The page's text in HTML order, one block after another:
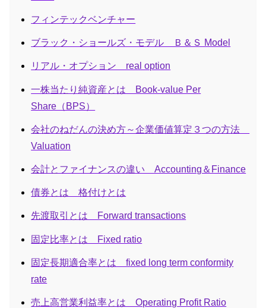
フィンテックベンチャー
ブラック・ショールズ・モデル Ｂ＆Ｓ Model
リアル・オプション real option
一株当たり純資産とは Book-value Per
Share（BPS）
会社のねだんの決め方～企業価値算定３つの方法
Valuation
会計とファイナンスの違い Accounting＆Finance
債券とは 格付けとは
先渡取引とは Forward transactions
固定比率とは Fixed ratio
固定長期適合率とは fixed long term conformity
rate
売上高営業利益率とは Operating Profit Ratio